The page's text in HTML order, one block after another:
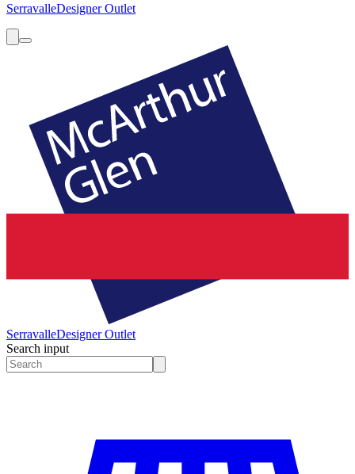
SerravalleDesigner Outlet
SerravalleDesigner Outlet
Search input